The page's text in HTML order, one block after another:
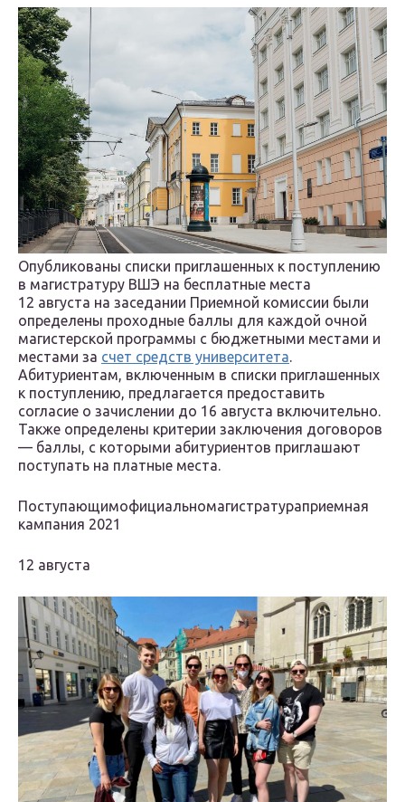
Опубликованы списки приглашенных к поступлению
в магистратуру ВШЭ на бесплатные места
12 августа на заседании Приемной комиссии были
определены проходные баллы для каждой очной
магистерской программы с бюджетными местами и
местами за счет средств университета
Абитуриентам, включенным в списки приглашенных
к поступлению, предлагается предоставить
согласие о зачислении до 16 августа включительно.
Также определены критерии заключения договоров
— баллы, с которыми абитуриентов приглашают
поступать на платные места.
Поступающимофициальномагистратураприемная
кампания 2021
12 августа